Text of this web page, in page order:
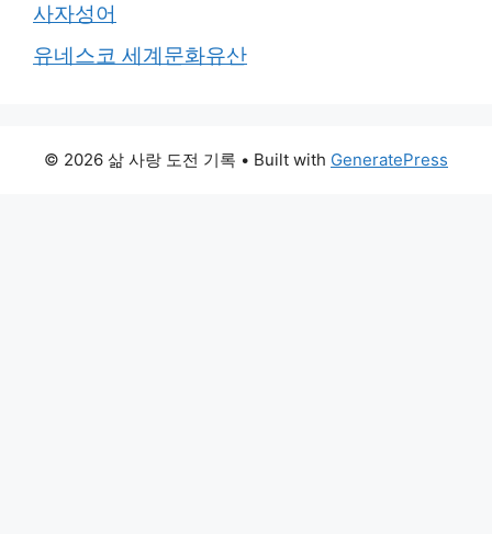
사자성어
유네스코 세계문화유산
© 2026 삶 사랑 도전 기록 • Built with GeneratePress